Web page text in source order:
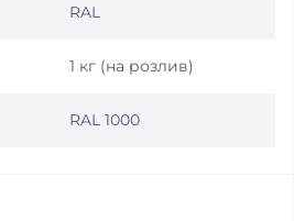
RAL
1 кг (на розлив)
RAL 1000